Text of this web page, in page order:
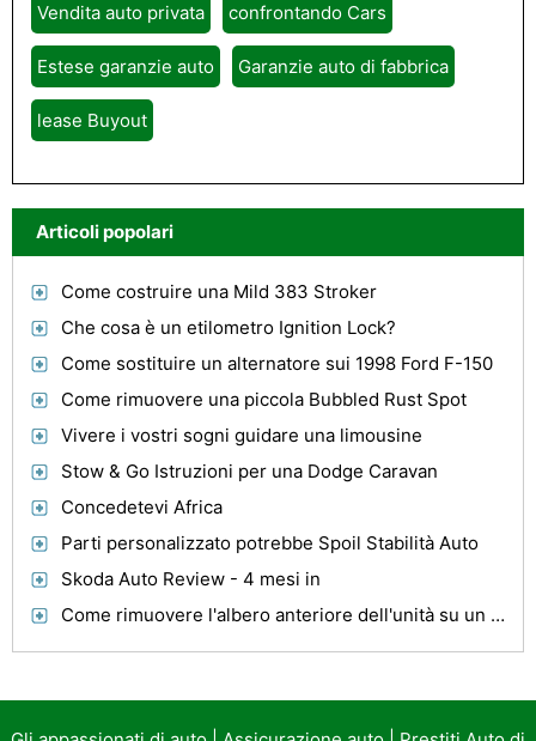
Vendita auto privata confrontando Cars
Estese garanzie auto Garanzie auto di fabbrica
lease Buyout
Articoli popolari
Come costruire una Mild 383 Stroker
Che cosa è un etilometro Ignition Lock?
Come sostituire un alternatore sui 1998 Ford F-150
Come rimuovere una piccola Bubbled Rust Spot
Vivere i vostri sogni guidare una limousine
Stow & Go Istruzioni per una Dodge Caravan
Concedetevi Africa
Parti personalizzato potrebbe Spoil Stabilità Auto
Skoda Auto Review - 4 mesi in
Come rimuovere l'albero anteriore dell'unità su un 4WD Chevy